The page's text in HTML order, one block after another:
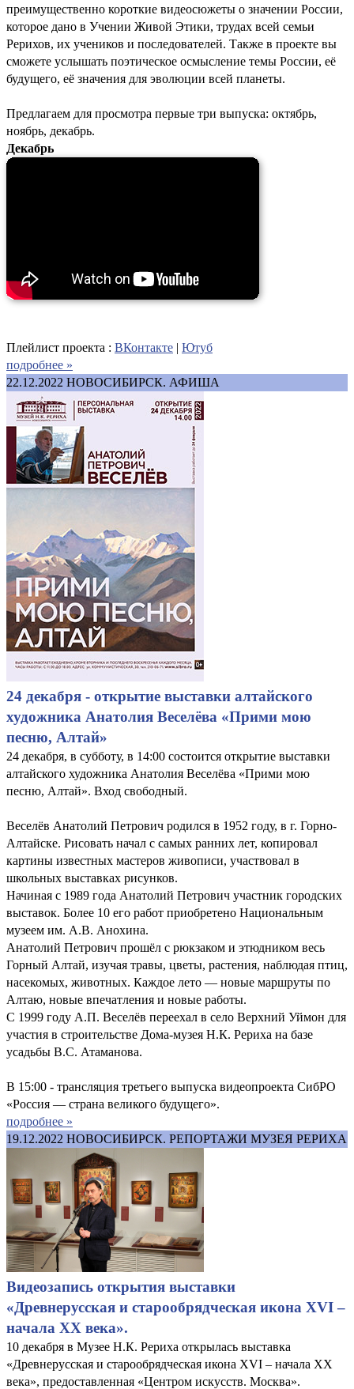
преимущественно короткие видеосюжеты о значении России,
которое дано в Учении Живой Этики, трудах всей семьи
Рерихов, их учеников и последователей. Также в проекте вы
сможете услышать поэтическое осмысление темы России, её
будущего, её значения для эволюции всей планеты.
Предлагаем для просмотра первые три выпуска: октябрь,
ноябрь, декабрь.
Декабрь
Плейлист проекта : ВКонтакте | Ютуб
подробнее »
22.12.2022 НОВОСИБИРСК. АФИША
24 декабря - открытие выставки алтайского
художника Анатолия Веселёва «Прими мою
песню, Алтай»
24 декабря, в субботу, в 14:00 состоится открытие выставки
алтайского художника Анатолия Веселёва «Прими мою
песню, Алтай». Вход свободный.
Веселёв Анатолий Петрович родился в 1952 году, в г. Горно-
Алтайске. Рисовать начал с самых ранних лет, копировал
картины известных мастеров живописи, участвовал в
школьных выставках рисунков.
Начиная с 1989 года Анатолий Петрович участник городских
выставок. Более 10 его работ приобретено Национальным
музеем им. А.В. Анохина.
Анатолий Петрович прошёл с рюкзаком и этюдником весь
Горный Алтай, изучая травы, цветы, растения, наблюдая птиц,
насекомых, животных. Каждое лето — новые маршруты по
Алтаю, новые впечатления и новые работы.
С 1999 году А.П. Веселёв переехал в село Верхний Уймон для
участия в строительстве Дома-музея Н.К. Рериха на базе
усадьбы В.С. Атаманова.
В 15:00 - трансляция третьего выпуска видеопроекта СибРО
«Россия — страна великого будущего».
подробнее »
19.12.2022 НОВОСИБИРСК. РЕПОРТАЖИ МУЗЕЯ РЕРИХА
Видеозапись открытия выставки
«Древнерусская и старообрядческая икона XVI –
начала XX века».
10 декабря в Музее Н.К. Рериха открылась выставка
«Древнерусская и старообрядческая икона XVI – начала XX
века», предоставленная «Центром искусств. Москва».